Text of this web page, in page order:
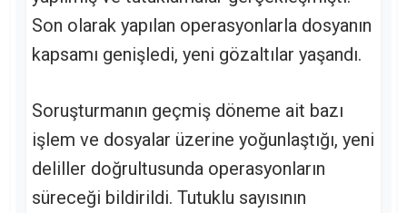
Son olarak yapılan operasyonlarla dosyanın
kapsamı genişledi, yeni gözaltılar yaşandı.
Soruşturmanın geçmiş döneme ait bazı
işlem ve dosyalar üzerine yoğunlaştığı, yeni
deliller doğrultusunda operasyonların
süreceği bildirildi. Tutuklu sayısının